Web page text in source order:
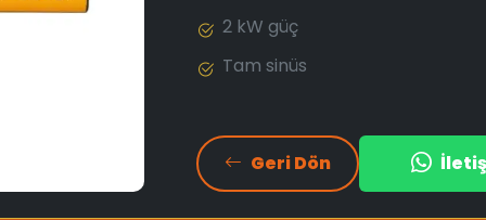
2 kW güç
Tam sinüs
Geri Dön